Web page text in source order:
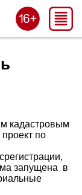
кадастровым
по
запущена в